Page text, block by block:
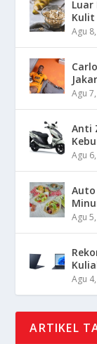
Luar
Kulit
Agu
Agu
Anti
Agu
Auto
Agu
Agu
ARTIKEL